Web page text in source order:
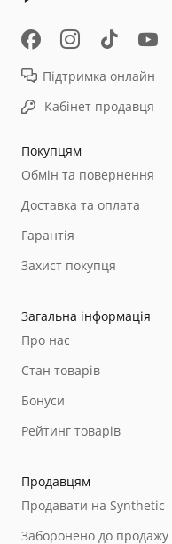
Покупцям
Обмін та повернення
Доставка та оплата
Гарантія
Захист покупця
Загальна інформація
Про нас
Стан товарів
Бонуси
Рейтинг товарів
Продавцям
Продавати на Synthetic
Заборонено до продажу
Підтримка онлайн
Кабінет продавця